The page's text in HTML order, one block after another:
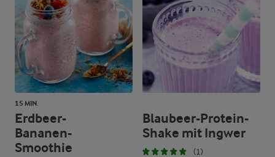
15 MIN.
Erdbeer-
Bananen-
Smoothie
Blaubeer-Protein-
Shake mit Ingwer
(1)